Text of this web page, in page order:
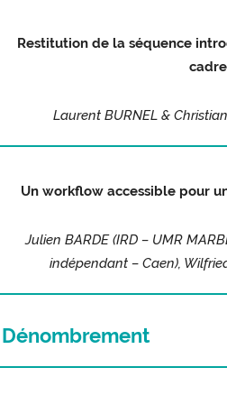
Restitution de la séquence
cadre
Laurent BURNEL &
Un workflow accessible pour
Julien BARDE (IRD – UMR
indépendant – Caen),